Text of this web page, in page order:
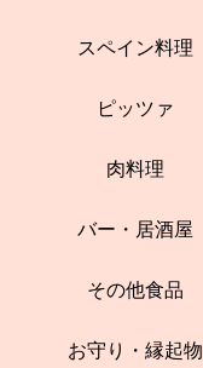
スペイン料理
ピッツァ
肉料理
バー・居酒屋
その他食品
お守り・縁起物